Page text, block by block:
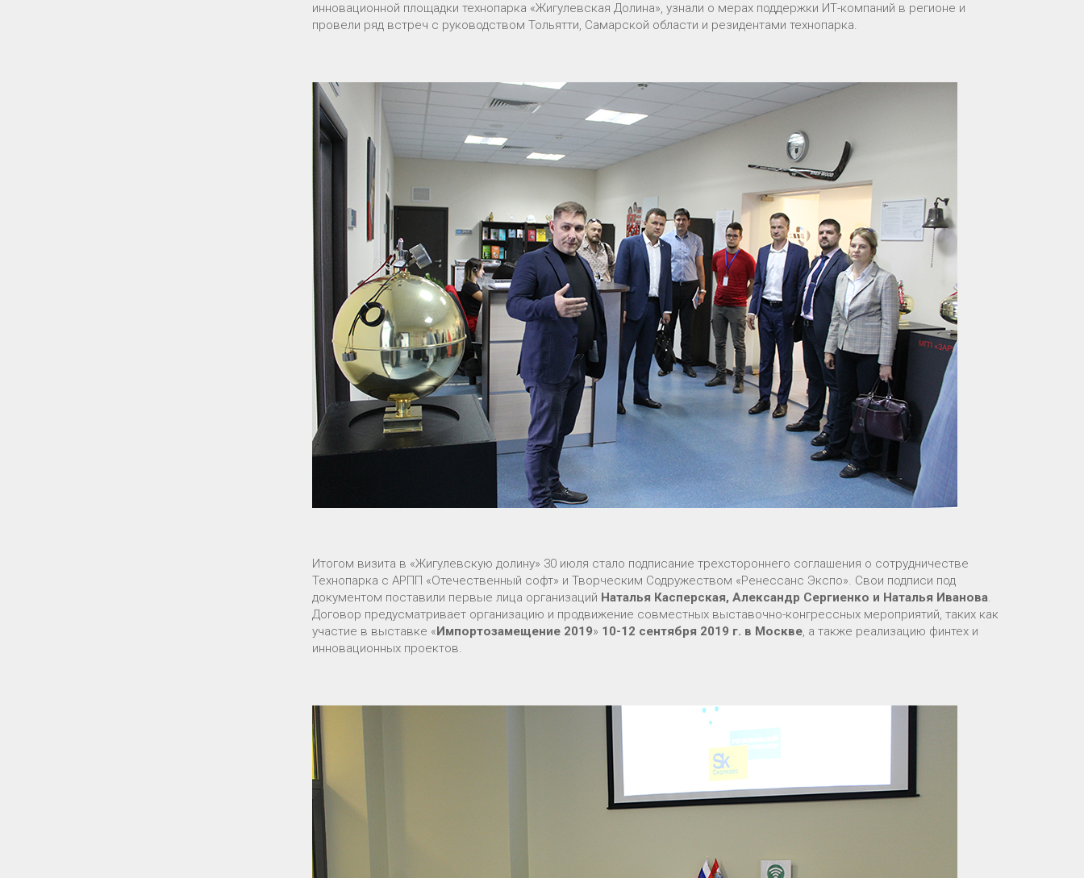
инновационной площадки технопарка «Жигулевская Долина», узнали о мерах поддержки ИТ-компаний в регионе и
провели ряд встреч с руководством Тольятти, Самарской области и резидентами технопарка.
Итогом визита в «Жигулевскую долину» 30 июля стало подписание трехстороннего соглашения о сотрудничестве
Технопарка с АРПП «Отечественный софт» и Творческим Содружеством «Ренессанс Экспо». Свои подписи под
документом поставили первые лица организаций Наталья Касперская, Александр Сергиенко и Наталья Иванова.
Договор предусматривает организацию и продвижение совместных выставочно-конгрессных мероприятий, таких как
участие в выставке «Импортозамещение 2019» 10-12 сентября 2019 г. в Москве, а также реализацию финтех и
инновационных проектов.